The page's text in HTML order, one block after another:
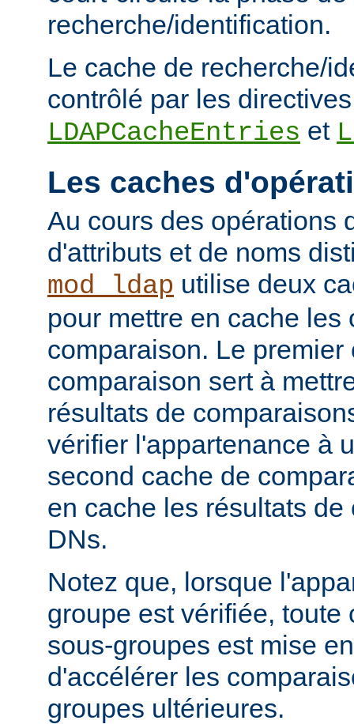
recherche/identification.
Le cache de recherche/
contrôlé par les directives
LDAPCacheEntries et
Les caches
Au cours des opérations
d'attributs et de noms
mod_ldap utilise deux
pour mettre en cache les
comparaison. Le premier
comparaison sert à
résultats de
vérifier l'appartenance à
second cache de
en cache les résultats
DNs.
Notez que, lorsque
groupe est vérifiée, toute
sous-groupes est mise
d'accélérer les
groupes ultérieures.